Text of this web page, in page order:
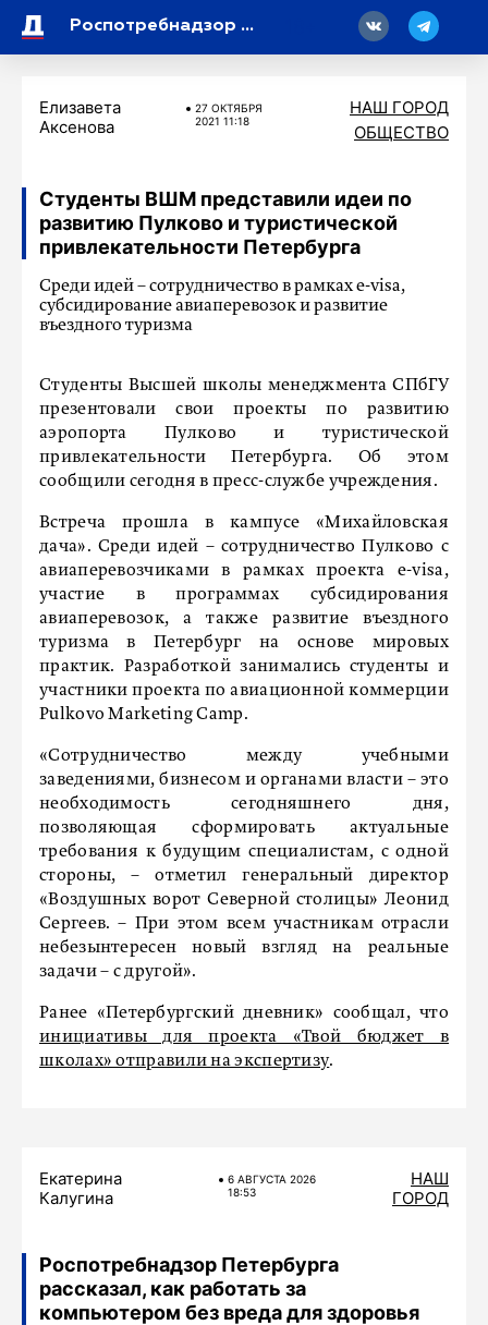
Роспотребнадзор Петербурга рассказал, как работать за компьютером без вреда для здоровья
Елизавета
Аксенова
27 ОКТЯБРЯ
2021 11:18
НАШ ГОРОД
ОБЩЕСТВО
Студенты ВШМ представили идеи по
развитию Пулково и туристической
привлекательности Петербурга
Среди идей – сотрудничество в рамках e-visa,
субсидирование авиаперевозок и развитие
въездного туризма
Студенты Высшей школы менеджмента СПбГУ
презентовали свои проекты по развитию
аэропорта Пулково и туристической
привлекательности Петербурга. Об этом
сообщили сегодня в пресс-службе учреждения.
Встреча прошла в кампусе «Михайловская
дача». Среди идей – сотрудничество Пулково с
авиаперевозчиками в рамках проекта e-visa,
участие в программах субсидирования
авиаперевозок, а также развитие въездного
туризма в Петербург на основе мировых
практик. Разработкой занимались студенты и
участники проекта по авиационной коммерции
Pulkovo Marketing Camp.
«Сотрудничество между учебными
заведениями, бизнесом и органами власти – это
необходимость сегодняшнего дня,
позволяющая сформировать актуальные
требования к будущим специалистам, с одной
стороны, – отметил генеральный директор
«Воздушных ворот Северной столицы» Леонид
Сергеев. – При этом всем участникам отрасли
небезынтересен новый взгляд на реальные
задачи – с другой».
Ранее «Петербургский дневник» сообщал, что
инициативы для проекта «Твой бюджет в
школах» отправили на экспертизу.
Екатерина
Калугина
6 АВГУСТА 2026
18:53
НАШ
ГОРОД
Роспотребнадзор Петербурга
рассказал, как работать за
компьютером без вреда для здоровья